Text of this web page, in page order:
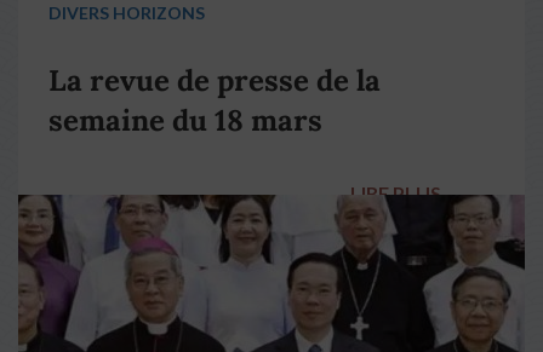
DIVERS HORIZONS
La revue de presse de la
semaine du 18 mars
LIRE PLUS →